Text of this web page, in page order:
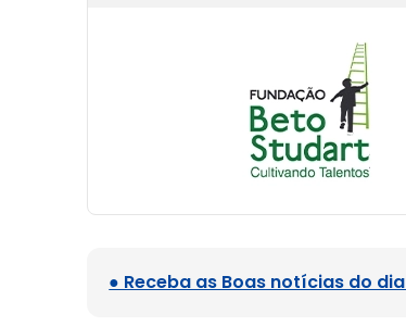
● Receba as Boas notícias do